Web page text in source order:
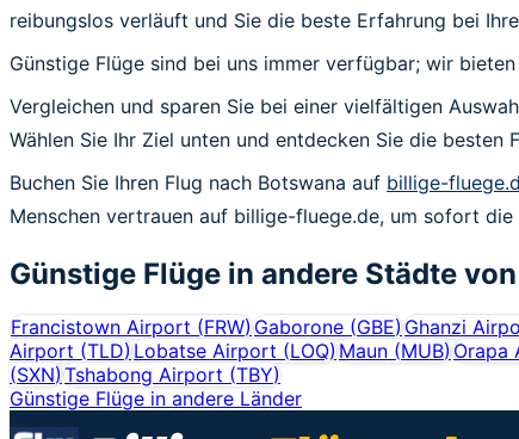
reibungslos verläuft und Sie die beste Erfahrung bei
Günstige Flüge sind bei uns immer verfügbar; wir
Vergleichen und sparen Sie bei einer vielfältigen
Wählen Sie Ihr Ziel unten und entdecken Sie die besten
Buchen Sie Ihren Flug nach Botswana auf billige-
Menschen vertrauen auf billige-fluege.de, um sofort
Günstige Flüge in andere Städte von
Francistown Airport (FRW)Gaborone (GBE)Ghanzi
Airport (TLD)Lobatse Airport (LOQ) Maun (MUB) Orapa
(SXN)Tshabong Airport (TBY)
Günstige Flüge in andere Länder